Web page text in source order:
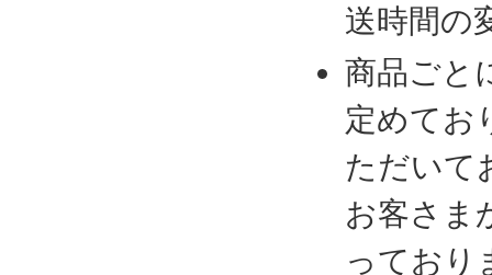
送時間の
商品ごと
定めてお
ただいて
お客さま
っており